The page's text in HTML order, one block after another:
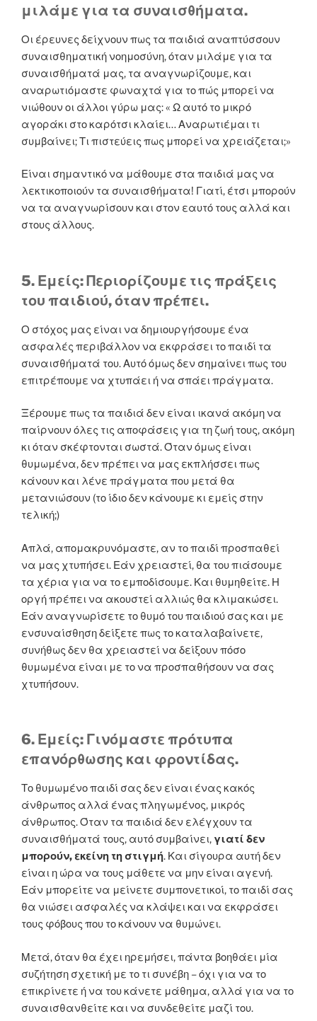
μιλάμε για τα συναισθήματα.
Οι έρευνες δείχνουν πως τα παιδιά αναπτύσσουν
συναισθηματική νοημοσύνη, όταν μιλάμε για τα
συναισθήματά μας, τα αναγνωρίζουμε, και
αναρωτιόμαστε φωναχτά για το πώς μπορεί να
νιώθουν οι άλλοι γύρω μας: « Ω αυτό το μικρό
αγοράκι στο καρότσι κλαίει… Αναρωτιέμαι τι
συμβαίνει; Τι πιστεύεις πως μπορεί να χρειάζεται;»
Είναι σημαντικό να μάθουμε στα παιδιά μας να
λεκτικοποιούν τα συναισθήματα! Γιατί, έτσι μπορούν
να τα αναγνωρίσουν και στον εαυτό τους αλλά και
στους άλλους.
5. Εμείς: Περιορίζουμε τις πράξεις
του παιδιού, όταν πρέπει.
Ο στόχος μας είναι να δημιουργήσουμε ένα
ασφαλές περιβάλλον να εκφράσει το παιδί τα
συναισθήματά του. Αυτό όμως δεν σημαίνει πως του
επιτρέπουμε να χτυπάει ή να σπάει πράγματα.
Ξέρουμε πως τα παιδιά δεν είναι ικανά ακόμη να
παίρνουν όλες τις αποφάσεις για τη ζωή τους, ακόμη
κι όταν σκέφτονται σωστά. Όταν όμως είναι
θυμωμένα, δεν πρέπει να μας εκπλήσσει πως
κάνουν και λένε πράγματα που μετά θα
μετανιώσουν (το ίδιο δεν κάνουμε κι εμείς στην
τελική;)
Απλά, απομακρυνόμαστε, αν το παιδί προσπαθεί
να μας χτυπήσει. Εάν χρειαστεί, θα του πιάσουμε
τα χέρια για να το εμποδίσουμε. Και θυμηθείτε. Η
οργή πρέπει να ακουστεί αλλιώς θα κλιμακώσει.
Εάν αναγνωρίσετε το θυμό του παιδιού σας και με
ενσυναίσθηση δείξετε πως το καταλαβαίνετε,
συνήθως δεν θα χρειαστεί να δείξουν πόσο
θυμωμένα είναι με το να προσπαθήσουν να σας
χτυπήσουν.
6. Εμείς: Γινόμαστε πρότυπα
επανόρθωσης και φροντίδας.
Το θυμωμένο παιδί σας δεν είναι ένας κακός
άνθρωπος αλλά ένας πληγωμένος, μικρός
άνθρωπος. Όταν τα παιδιά δεν ελέγχουν τα
συναισθήματά τους, αυτό συμβαίνει, γιατί δεν
μπορούν, εκείνη τη στιγμή. Και σίγουρα αυτή δεν
είναι η ώρα να τους μάθετε να μην είναι αγενή.
Εάν μπορείτε να μείνετε συμπονετικοί, το παιδί σας
θα νιώσει ασφαλές να κλάψει και να εκφράσει
τους φόβους που το κάνουν να θυμώνει.
Μετά, όταν θα έχει ηρεμήσει, πάντα βοηθάει μία
συζήτηση σχετική με το τι συνέβη – όχι για να το
επικρίνετε ή να του κάνετε μάθημα, αλλά για να το
συναισθανθείτε και να συνδεθείτε μαζί του.